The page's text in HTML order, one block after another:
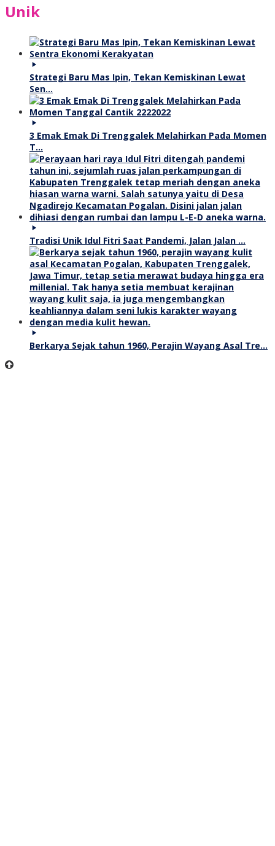
Unik
Strategi Baru Mas Ipin, Tekan Kemiskinan Lewat
Sen…
3 Emak Emak Di Trenggalek Melahirkan Pada Momen
T…
Tradisi Unik Idul Fitri Saat Pandemi, Jalan Jalan …
Berkarya Sejak tahun 1960, Perajin Wayang Asal Tre…